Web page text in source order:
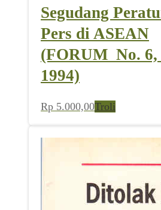
Segudang
Pers di ASEAN
(FORUM_No.
1994)
Rp 5.000,00Troli